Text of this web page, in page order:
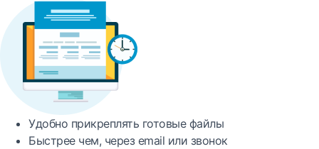
Удобно прикреплять готовые файлы
Быстреечем, через email или звонок